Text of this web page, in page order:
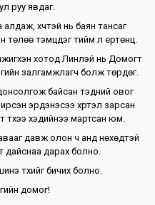
руу явдаг.
алдаж, хүчтэй нь баян тансаг
тэмцдэг тийм л ертөнц.
хотод Линлэй нь Домогт
залгамжлагч болж төрдөг.
байсан тэдний овог
эрдэнэсээ хүртэл зарсан
хэдийнээ мартсан юм.
давж олон ч анд нөхөдтэй
дарах болно.
түүхийг бичих болно.
домог!